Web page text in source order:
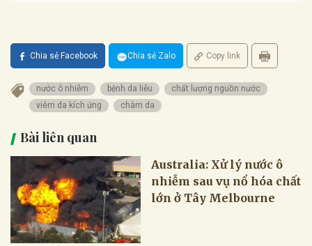
Chia sẻ Facebook Chia sẻ Zalo Copy link
nước ô nhiễm bệnh da liễu
chất lượng nguồn nước
viêm da kích ứng
chàm da
Bài liên quan
Australia: Xử lý nước ô
nhiễm sau vụ nổ hóa chất
lớn ở Tây Melbourne